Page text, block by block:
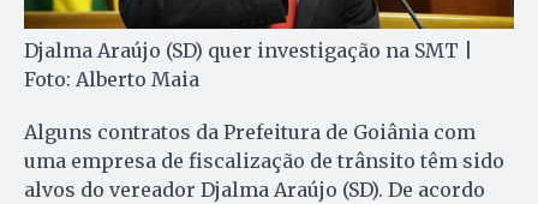
Djalma Araújo (SD) quer investigação na SMT |
Foto: Alberto Maia
Alguns contratos da Prefeitura de Goiânia com
uma empresa de fiscalização de trânsito têm sido
alvos do vereador Djalma Araújo (SD). De acordo